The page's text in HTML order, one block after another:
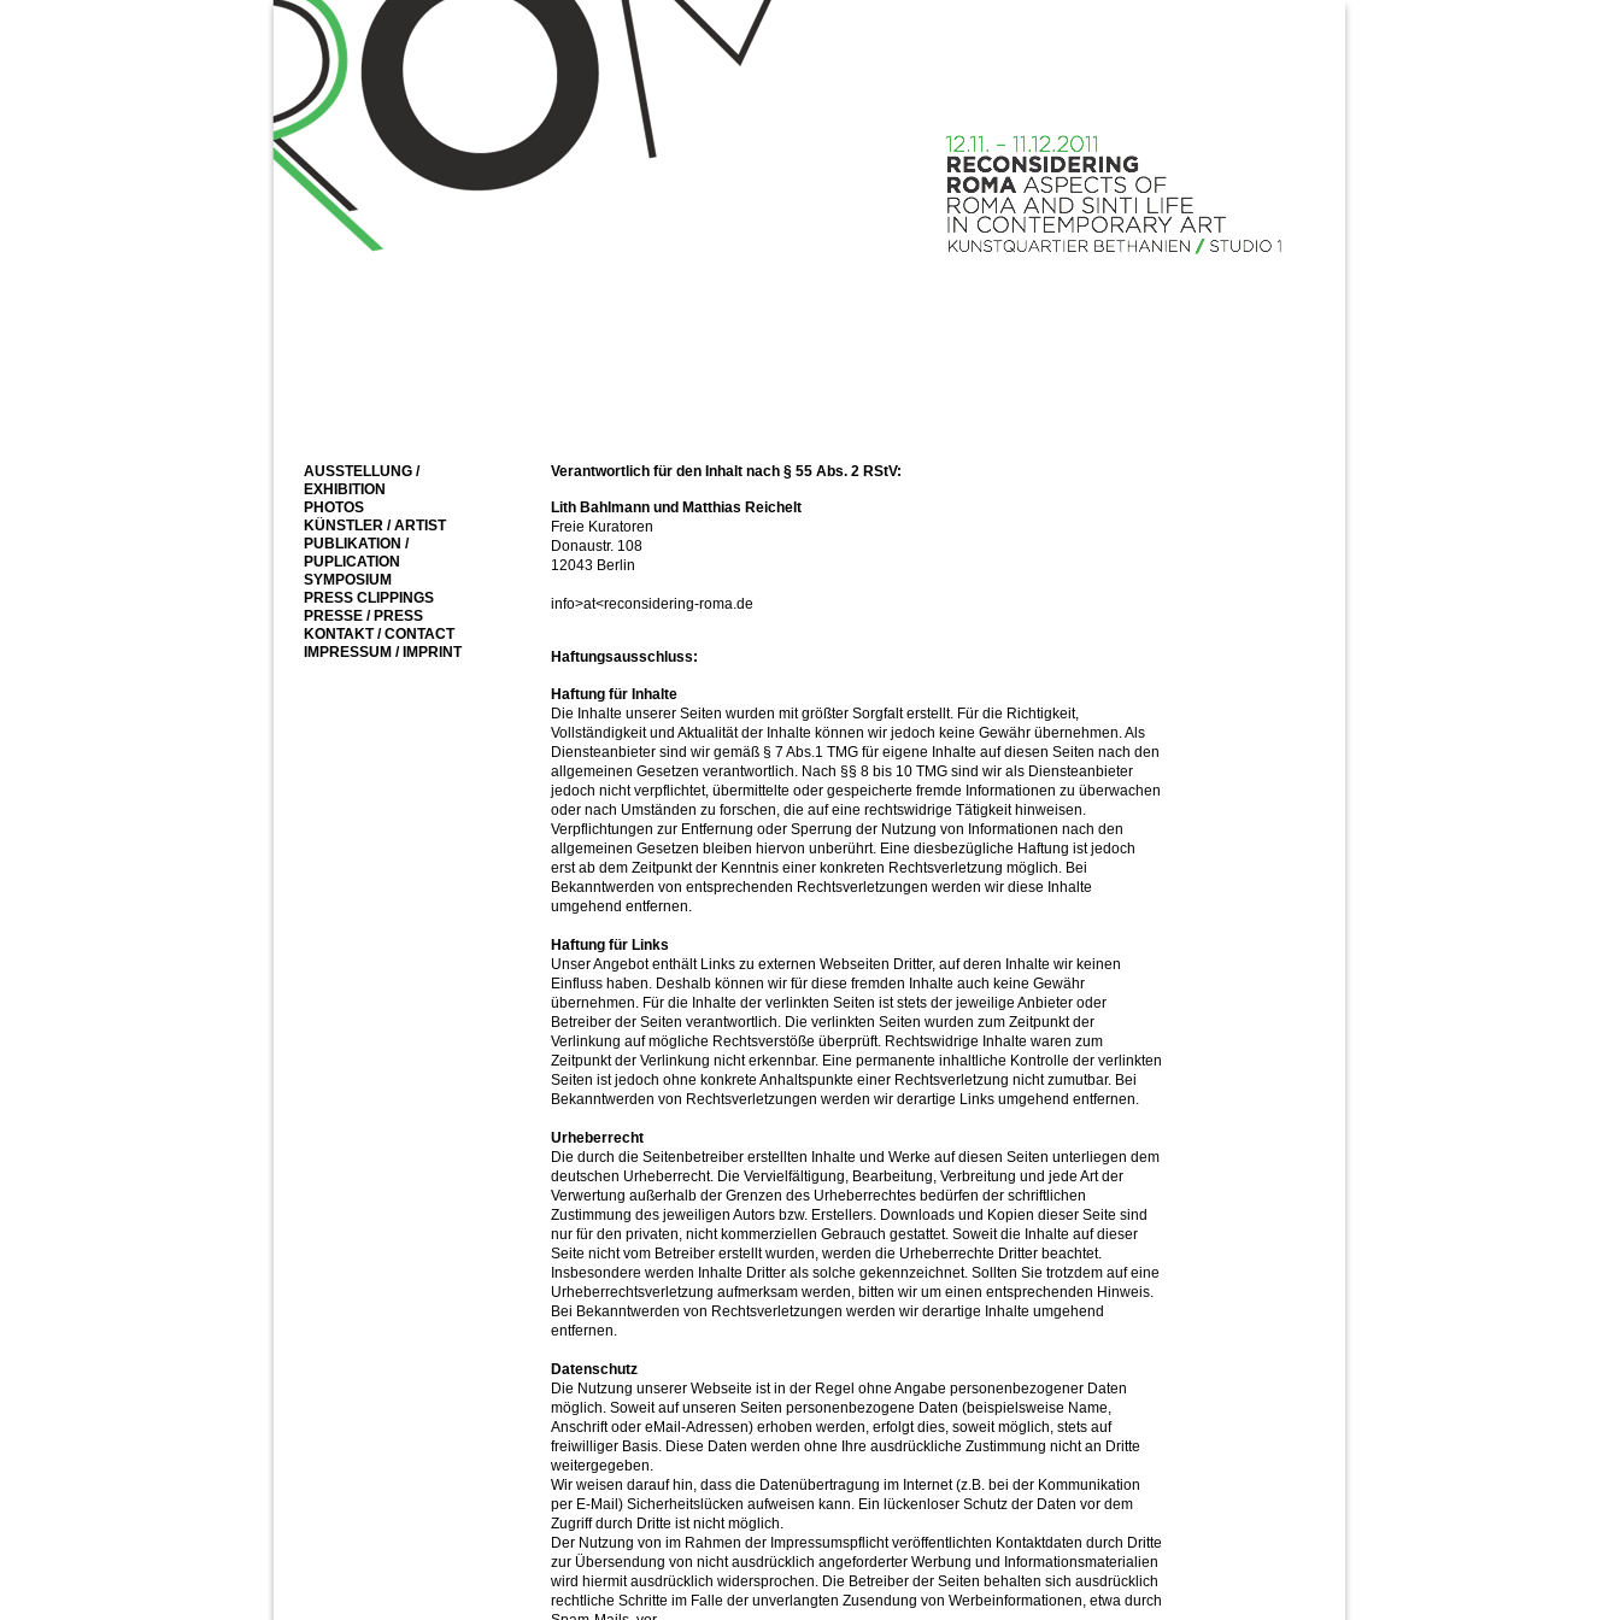
Verantwortlich für den Inhalt nach § 55 Abs. 2 RStV:
Lith Bahlmann und Matthias Reichelt
Freie Kuratoren
Donaustr. 108
12043 Berlin
info>at<reconsidering-roma.de
Haftungsausschluss:
Haftung für Inhalte
Die Inhalte unserer Seiten wurden mit größter Sorgfalt erstellt. Für die Richtigkeit,
Vollständigkeit und Aktualität der Inhalte können wir jedoch keine Gewähr übernehmen. Als
Diensteanbieter sind wir gemäß § 7 Abs.1 TMG für eigene Inhalte auf diesen Seiten nach den
allgemeinen Gesetzen verantwortlich. Nach §§ 8 bis 10 TMG sind wir als Diensteanbieter
jedoch nicht verpflichtet, übermittelte oder gespeicherte fremde Informationen zu überwachen
oder nach Umständen zu forschen, die auf eine rechtswidrige Tätigkeit hinweisen.
Verpflichtungen zur Entfernung oder Sperrung der Nutzung von Informationen nach den
allgemeinen Gesetzen bleiben hiervon unberührt. Eine diesbezügliche Haftung ist jedoch
erst ab dem Zeitpunkt der Kenntnis einer konkreten Rechtsverletzung möglich. Bei
Bekanntwerden von entsprechenden Rechtsverletzungen werden wir diese Inhalte
umgehend entfernen.
Haftung für Links
Unser Angebot enthält Links zu externen Webseiten Dritter, auf deren Inhalte wir keinen
Einfluss haben. Deshalb können wir für diese fremden Inhalte auch keine Gewähr
übernehmen. Für die Inhalte der verlinkten Seiten ist stets der jeweilige Anbieter oder
Betreiber der Seiten verantwortlich. Die verlinkten Seiten wurden zum Zeitpunkt der
Verlinkung auf mögliche Rechtsverstöße überprüft. Rechtswidrige Inhalte waren zum
Zeitpunkt der Verlinkung nicht erkennbar. Eine permanente inhaltliche Kontrolle der verlinkten
Seiten ist jedoch ohne konkrete Anhaltspunkte einer Rechtsverletzung nicht zumutbar. Bei
Bekanntwerden von Rechtsverletzungen werden wir derartige Links umgehend entfernen.
Urheberrecht
Die durch die Seitenbetreiber erstellten Inhalte und Werke auf diesen Seiten unterliegen dem
deutschen Urheberrecht. Die Vervielfältigung, Bearbeitung, Verbreitung und jede Art der
Verwertung außerhalb der Grenzen des Urheberrechtes bedürfen der schriftlichen
Zustimmung des jeweiligen Autors bzw. Erstellers. Downloads und Kopien dieser Seite sind
nur für den privaten, nicht kommerziellen Gebrauch gestattet. Soweit die Inhalte auf dieser
Seite nicht vom Betreiber erstellt wurden, werden die Urheberrechte Dritter beachtet.
Insbesondere werden Inhalte Dritter als solche gekennzeichnet. Sollten Sie trotzdem auf eine
Urheberrechtsverletzung aufmerksam werden, bitten wir um einen entsprechenden Hinweis.
Bei Bekanntwerden von Rechtsverletzungen werden wir derartige Inhalte umgehend
entfernen.
Datenschutz
Die Nutzung unserer Webseite ist in der Regel ohne Angabe personenbezogener Daten
möglich. Soweit auf unseren Seiten personenbezogene Daten (beispielsweise Name,
Anschrift oder eMail-Adressen) erhoben werden, erfolgt dies, soweit möglich, stets auf
freiwilliger Basis. Diese Daten werden ohne Ihre ausdrückliche Zustimmung nicht an Dritte
weitergegeben.
Wir weisen darauf hin, dass die Datenübertragung im Internet (z.B. bei der Kommunikation
per E-Mail) Sicherheitslücken aufweisen kann. Ein lückenloser Schutz der Daten vor dem
Zugriff durch Dritte ist nicht möglich.
Der Nutzung von im Rahmen der Impressumspflicht veröffentlichten Kontaktdaten durch Dritte
zur Übersendung von nicht ausdrücklich angeforderter Werbung und Informationsmaterialien
wird hiermit ausdrücklich widersprochen. Die Betreiber der Seiten behalten sich ausdrücklich
rechtliche Schritte im Falle der unverlangten Zusendung von Werbeinformationen, etwa durch
AUSSTELLUNG /
EXHIBITION
PHOTOS
KÜNSTLER / ARTIST
PUBLIKATION /
PUPLICATION
SYMPOSIUM
PRESS CLIPPINGS
PRESSE / PRESS
KONTAKT / CONTACT
IMPRESSUM / IMPRINT